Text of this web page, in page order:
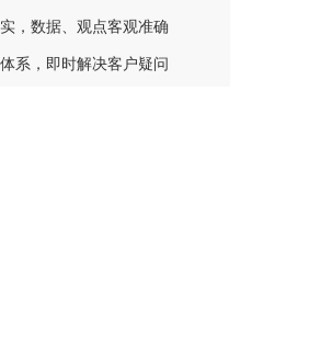
，数据、观点客观准确
系，即时解决客户疑问